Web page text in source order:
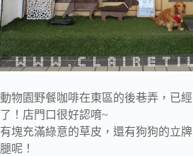
動物園野餐咖啡在東區的後巷弄，已
了！店門口很好認唷~
有塊充滿綠意的草皮，還有狗狗的立
腿呢！